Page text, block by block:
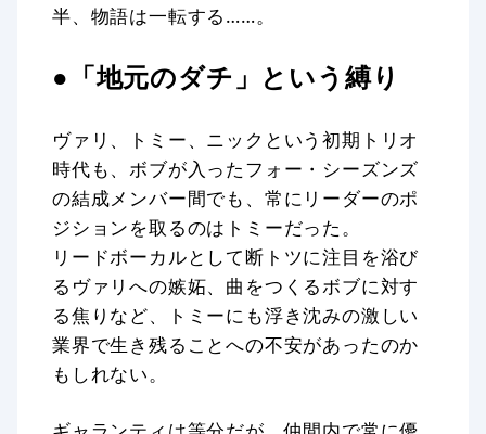
半、物語は一転する……。
●「地元のダチ」という縛り
ヴァリ、トミー、ニックという初期トリオ
時代も、ボブが入ったフォー・シーズンズ
の結成メンバー間でも、常にリーダーのポ
ジションを取るのはトミーだった。
リードボーカルとして断トツに注目を浴び
るヴァリへの嫉妬、曲をつくるボブに対す
る焦りなど、トミーにも浮き沈みの激しい
業界で生き残ることへの不安があったのか
もしれない。